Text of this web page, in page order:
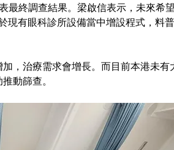
最終調查結果。梁啟信表示，未來希
現有眼科診所設備當中增設程式，料
，治療需求會增長。而目前本港未有
動篩查。